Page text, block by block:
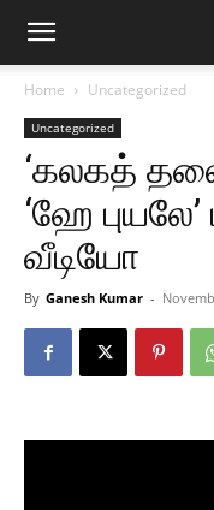
Home Uncategorized
Uncategorized
‘கலகத்
‘ஹே
வீடியோ
By Ganesh Kumar -